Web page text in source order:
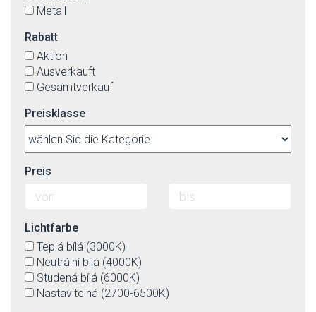
Metall
Rabatt
Aktion
Ausverkauft
Gesamtverkauf
Preisklasse
Preis
Lichtfarbe
Teplá bílá (3000K)
Neutrální bílá (4000K)
Studená bílá (6000K)
Nastavitelná (2700-6500K)